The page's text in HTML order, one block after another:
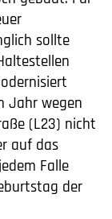
sollte
Jahr wegen
(L23) nicht
auf das
Falle
der